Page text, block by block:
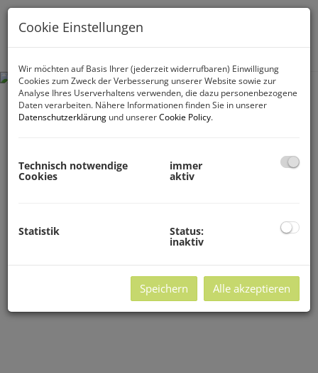
Cookie Einstellungen
Wir möchten auf Basis Ihrer (jederzeit widerrufbaren) Einwilligung
Cookies zum Zweck der Verbesserung unserer Website sowie zur
Analyse Ihres Userverhaltens verwenden, die dazu personenbezogene
Daten verarbeiten. Nähere Informationen finden Sie in unserer
Datenschutzerklärung und unsererCookie Policy.
Technisch notwendige
Cookies
immer
aktiv
Statistik Status:
inaktiv
Speichern Alle akzeptieren